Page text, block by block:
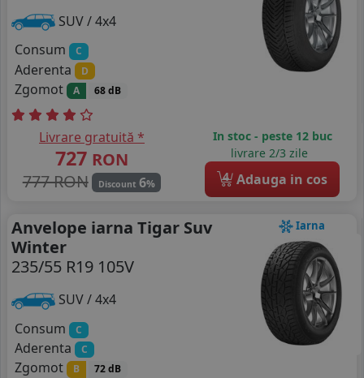
SUV / 4x4
Consum
C
Aderenta D
Zgomot A 68 dB
Livrare gratuită *
727 RON
777 RON
Discount 6%
In stoc - peste 12 buc
livrare 2/3 zile
4 Adauga in cos
Iarna
Anvelope iarna Tigar Suv
Winter
235/55 R19 105V
SUV / 4x4
Consum
C
Aderenta C
Zgomot B 72 dB